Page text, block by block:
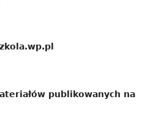
publikowanych na